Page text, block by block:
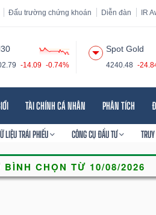
Đấu trường chứng khoán Diễn đàn IR
-14.09 -0.74%
Spot Gold
4240.48 -
TÀI CHÍNH CÁ NHÂN PHÂN TÍCH
LIỆU TRÁI PHIẾU CÔNG CỤ ĐẦU TƯ